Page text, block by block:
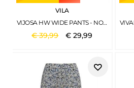
VILA
VIJOSA HW WIDE PANTS - NOOS HIBISCUS
€39,99 €29,99